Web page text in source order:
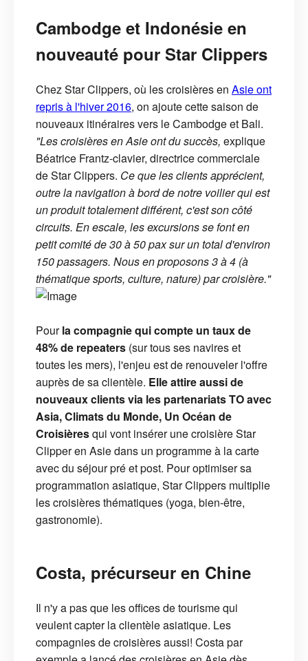
Cambodge et Indonésie en
nouveauté pour Star Clippers
Chez Star Clippers, où les croisières en Asie ont
repris à l'hiver 2016, on ajoute cette saison de
nouveaux itinéraires vers le Cambodge et Bali.
"Les croisières en Asie ont du succès, explique
Béatrice Frantz-clavier, directrice commerciale
de Star Clippers. Ce que les clients apprécient,
outre la navigation à bord de notre voilier qui est
un produit totalement différent, c'est son côté
circuits. En escale, les excursions se font en
petit comité de 30 à 50 pax sur un total d'environ
150 passagers. Nous en proposons 3 à 4 (à
thématique sports, culture, nature) par croisière."
Pourla compagnie qui compte un taux de
48% de repeaters (sur tous ses navires et
toutes les mers), l'enjeu est de renouveler l'offre
auprès de sa clientèle. Elle attire aussi de
nouveaux clients via les partenariats TO avec
Asia, Climats du Monde, Un Océan de
Croisièresqui vont insérer une croisière Star
Clipper en Asie dans un programme à la carte
avec du séjour pré et post. Pour optimiser sa
programmation asiatique, Star Clippers multiplie
les croisières thématiques (yoga, bien-être,
gastronomie).
Costa, précurseur en Chine
Il n'y a pas que les offices de tourisme qui
veulent capter la clientèle asiatique. Les
compagnies de croisières aussi! Costa par